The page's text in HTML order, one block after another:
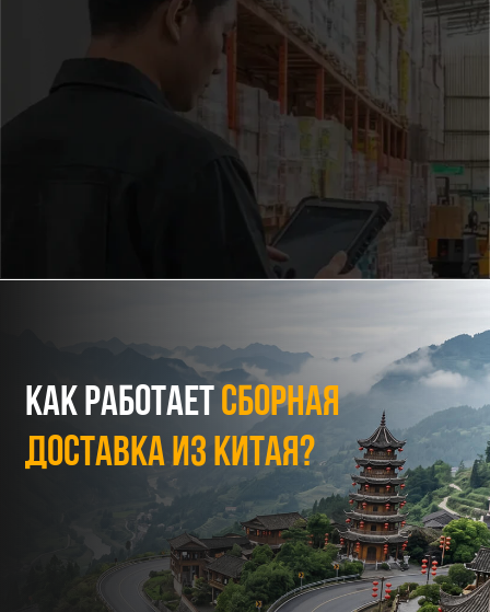
СБОРНАЯ
ДОСТАВКА ИЗ КИТАЯ?
Получаем товары от